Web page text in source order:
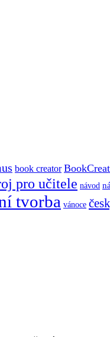
book creator
pro učitele návod
tvorba vánoce